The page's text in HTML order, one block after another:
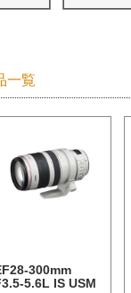
一覧
300mm
5.6L IS USM